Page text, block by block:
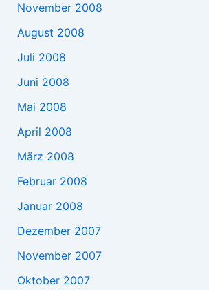
November 2008
August 2008
Juli 2008
Juni 2008
Mai 2008
April 2008
März 2008
Februar 2008
Januar 2008
Dezember 2007
November 2007
Oktober 2007